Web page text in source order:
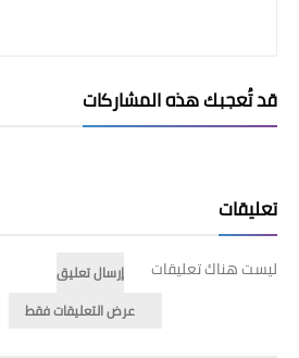
قد تُعجبك هذه المشاركات
تعليقات
ليست هناك تعليقات
إرسال تعليق
عرض التعليقات فقط